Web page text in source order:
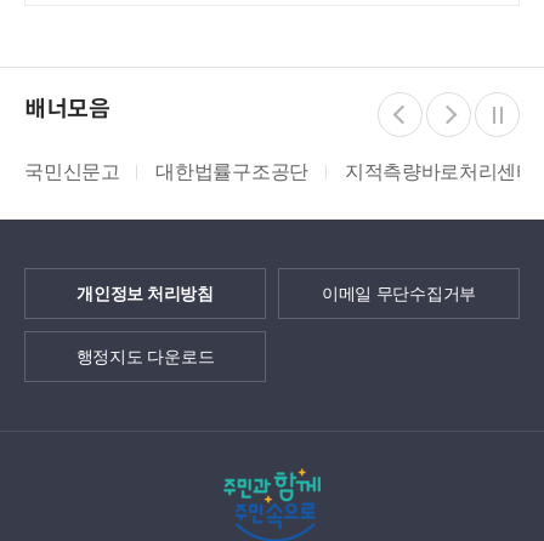
배너모음
국민신문고 대한법률구조공단 지적측량바로처리센터
개인정보 처리방침 이메일 무단수집거부
행정지도 다운로드